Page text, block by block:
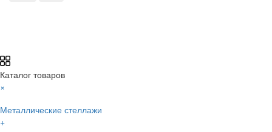
Каталог товаров
×
Металлические стеллажи
+